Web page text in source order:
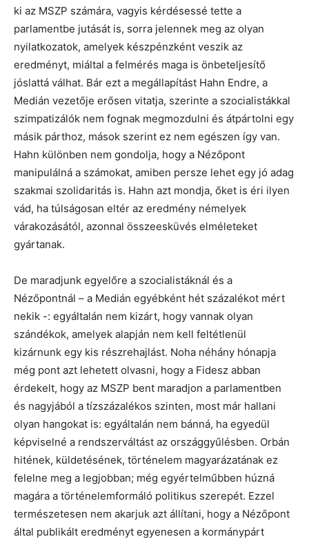
ki az MSZP számára, vagyis kérdésessé tette a
parlamentbe jutását is, sorra jelennek meg az olyan
nyilatkozatok, amelyek készpénzként veszik az
eredményt, miáltal a felmérés maga is önbeteljesítő
jóslattá válhat. Bár ezt a megállapítást Hahn Endre, a
Medián vezetője erősen vitatja, szerinte a szocialistákkal
szimpatizálók nem fognak megmozdulni és átpártolni egy
másik párthoz, mások szerint ez nem egészen így van.
Hahn különben nem gondolja, hogy a Nézőpont
manipulálná a számokat, amiben persze lehet egy jó adag
szakmai szolidaritás is. Hahn azt mondja, őket is éri ilyen
vád, ha túlságosan eltér az eredmény némelyek
várakozásától, azonnal összeesküvés elméleteket
gyártanak.
De maradjunk egyelőre a szocialistáknál és a
Nézőpontnál – a Medián egyébként hét százalékot mért
nekik -: egyáltalán nem kizárt, hogy vannak olyan
szándékok, amelyek alapján nem kell feltétlenül
kizárnunk egy kis részrehajlást. Noha néhány hónapja
még pont azt lehetett olvasni, hogy a Fidesz abban
érdekelt, hogy az MSZP bent maradjon a parlamentben
és nagyjából a tízszázalékos szinten, most már hallani
olyan hangokat is: egyáltalán nem bánná, ha egyedül
képviselné a rendszerváltást az országgyűlésben. Orbán
hitének, küldetésének, történelem magyarázatának ez
felelne meg a legjobban; még egyértelműbben húzná
magára a történelemformáló politikus szerepét. Ezzel
természetesen nem akarjuk azt állítani, hogy a Nézőpont
által publikált eredményt egyenesen a kormánypárt